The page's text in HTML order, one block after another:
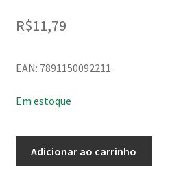
R$11,79
EAN: 7891150092211
Em estoque
Adicionar ao carrinho